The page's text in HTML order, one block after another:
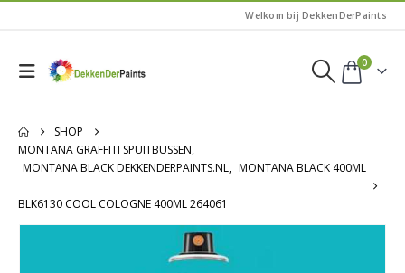
Welkom bij DekkenDerPaints
0
SHOP
MONTANA GRAFFITI SPUITBUSSEN,
MONTANA BLACK DEKKENDERPAINTS.NL, MONTANA BLACK 400ML
BLK6130 COOL COLOGNE 400ML 264061